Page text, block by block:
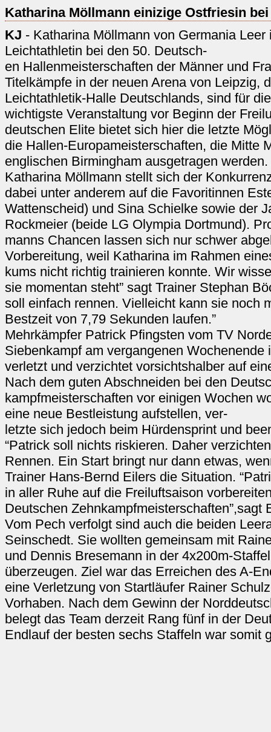
Katharina Möllmann einizige Ostfriesin
KJ - Katharina Möllmann von Germania
Leichtathletin bei den 50. Deutsch-
en Hallenmeisterschaften der Männer und
Titelkämpfe in der neuen Arena von Leipzig,
Leichtathletik-Halle Deutschlands, sind für
wichtigste Veranstaltung vor Beginn der
deutschen Elite bietet sich hier die letzte
die Hallen-Europameisterschaften, die Mitte
englischen Birmingham ausgetragen werden.
Katharina Möllmann stellt sich der
dabei unter anderem auf die Favoritinnen
Wattenscheid) und Sina Schielke sowie der
Rockmeier (beide LG Olympia Dortmund).
manns Chancen lassen sich nur schwer
Vorbereitung, weil Katharina im Rahmen
kums nicht richtig trainieren konnte. Wir
sie momentan steht” sagt Trainer Stephan
soll einfach rennen. Vielleicht kann sie noch
Bestzeit von 7,79 Sekunden laufen.”
Mehrkämpfer Patrick Pfingsten vom TV
Siebenkampf am vergangenen Wochenende
verletzt und verzichtet vorsichtshalber auf
Nach dem guten Abschneiden bei den
kampfmeisterschaften vor einigen Wochen
eine neue Bestleistung aufstellen, ver-
letzte sich jedoch beim Hürdensprint und
“Patrick soll nichts riskieren. Daher
Rennen. Ein Start bringt nur dann etwas,
Trainer Hans-Bernd Eilers die Situation.
in aller Ruhe auf die Freiluftsaison
Deutschen Zehnkampfmeisterschaften”,sagt
Vom Pech verfolgt sind auch die beiden
Seinschedt. Sie wollten gemeinsam mit
und Dennis Bresemann in der 4x200m-
überzeugen. Ziel war das Erreichen des A-
eine Verletzung von Startläufer Rainer
Vorhaben. Nach dem Gewinn der
belegt das Team derzeit Rang fünf in der
Endlauf der besten sechs Staffeln war somit